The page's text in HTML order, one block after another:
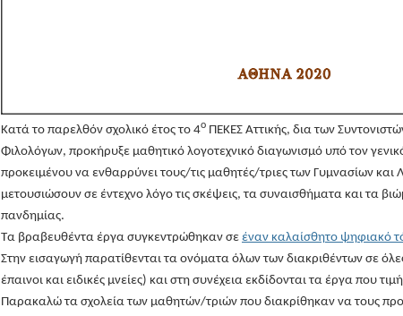
Kατά το παρελθόν σχολικό έτος το 4οΠΕΚΕΣ Αττικής, δια των
Φιλολόγων, προκήρυξε μαθητικό λογοτεχνικό διαγωνισμό υπό τον
προκειμένου να ενθαρρύνει τους/τις μαθητές/τριες των Γυμνασίων και
μετουσιώσουν σε έντεχνο λόγο τις σκέψεις, τα συναισθήματα και τα
πανδημίας.
Τα βραβευθέντα έργα συγκεντρώθηκαν σε έναν καλαίσθητο ψηφιακό
Στην εισαγωγή παρατίθενται τα ονόματα όλων των διακριθέντων σε
έπαινοι και ειδικές μνείες) και στη συνέχεια εκδίδονται τα έργα που
Παρακαλώ τα σχολεία των μαθητών/τριών που διακρίθηκαν να τους